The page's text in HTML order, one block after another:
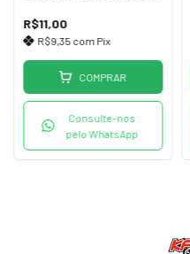
R$11,00
R$9,35 com Pix
COMPRAR
Consulte-nos
pelo WhatsApp